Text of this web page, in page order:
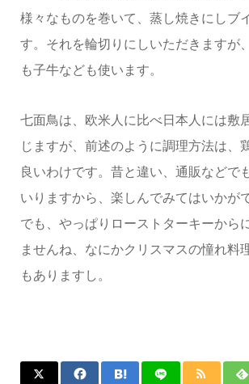
様々なものを巻いて、蒸し焼きにしブ
す。それを輪切りにしいただきますが
も子牛なども使います。
七面鳥は、欧米人に比べ日本人には敷
じますが、前述のように調理方法は、
良いわけです。昔と違い、通販などで
いりますから、楽しんでみてはいかが
でも、やっぱりローストターキーから
ませんね、なにかクリスマスの憧れ料
もありますし。